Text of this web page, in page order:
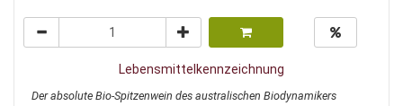
Lebensmittelkennzeichnung
Der absolute Bio-Spitzenwein des australischen Biodynamikers